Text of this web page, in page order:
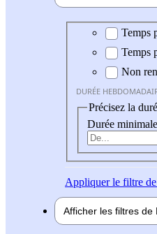
Durée
Temps
Temps
Non
DURÉE
Précisez la
Durée
Appliquerle filtre de
Afficher les filtres de